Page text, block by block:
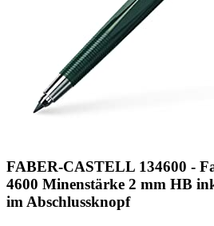
FABER-CASTELL 134600 -
4600 Minenstärke 2 mm HB
im Abschlussknopf